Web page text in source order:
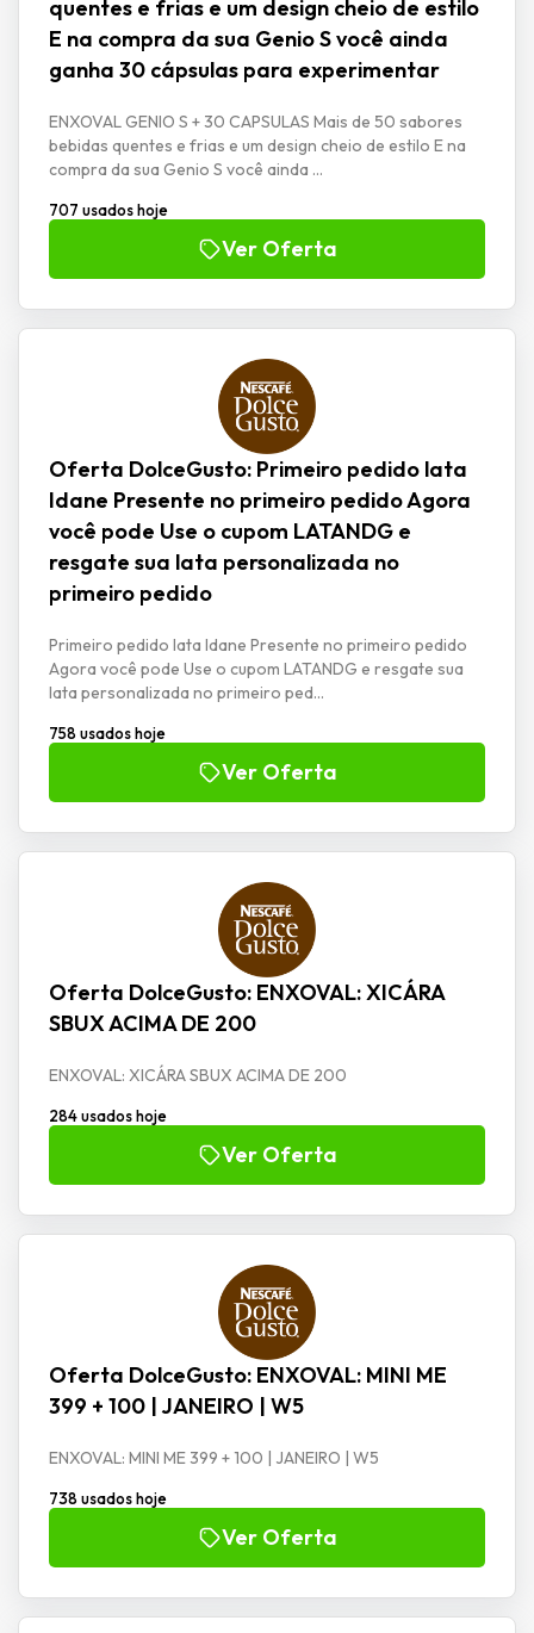
quentes e frias e um design cheio de estilo
E na compra da sua Genio S você ainda
ganha 30 cápsulas para experimentar
ENXOVAL GENIO S + 30 CAPSULAS Mais de 50 sabores
bebidas quentes e frias e um design cheio de estilo E na
compra da sua Genio S você ainda ...
707 usados hoje
Ver Oferta
Oferta DolceGusto: Primeiro pedido lata
Idane Presente no primeiro pedido Agora
você pode Use o cupom LATANDG e
resgate sua lata personalizada no
primeiro pedido
Primeiro pedido lata Idane Presente no primeiro pedido
Agora você pode Use o cupom LATANDG e resgate sua
lata personalizada no primeiro ped...
758 usados hoje
Ver Oferta
Oferta DolceGusto: ENXOVAL: XICÁRA
SBUX ACIMA DE 200
ENXOVAL: XICÁRA SBUX ACIMA DE 200
284 usados hoje
Ver Oferta
Oferta DolceGusto: ENXOVAL: MINI ME
399 + 100 | JANEIRO | W5
ENXOVAL: MINI ME 399 + 100 | JANEIRO | W5
738 usados hoje
Ver Oferta